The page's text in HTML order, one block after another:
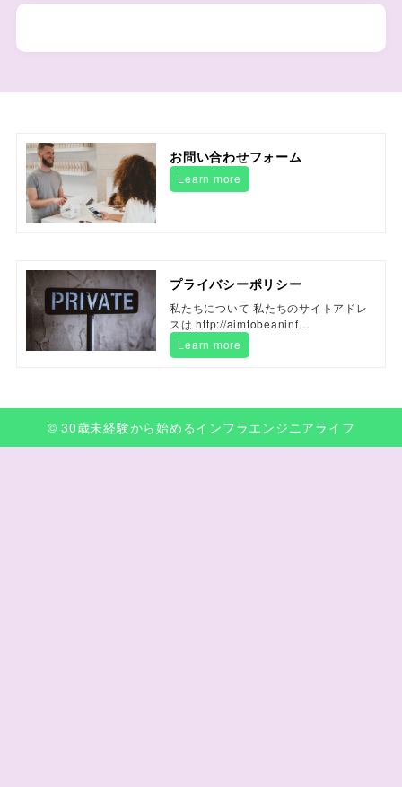
お問い合わせフォーム
Learn more
プライバシーポリシー
私たちについて 私たちのサイトアドレ
スは http://aimtobeaninf…
Learn more
© 30歳未経験から始めるインフラエンジニアライフ